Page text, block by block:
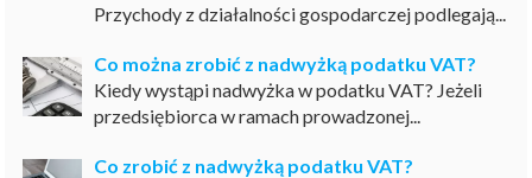
Przychody z działalności gospodarczej podlegają...
Co można zrobić z nadwyżką podatku VAT?
Kiedy wystąpi nadwyżka w podatku VAT? Jeżeli
przedsiębiorca w ramach prowadzonej...
Co zrobić z nadwyżką podatku VAT?